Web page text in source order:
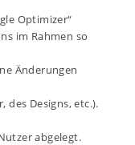
Optimizer“
im Rahmen so
Änderungen
des Designs, etc.).
abgelegt.